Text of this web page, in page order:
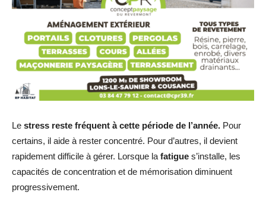
Le stress reste fréquent à cette période de l’année. Pour
certains, il aide à rester concentré. Pour d’autres, il devient
rapidement difficile à gérer. Lorsque la fatigue s’installe, les
capacités de concentration et de mémorisation diminuent
progressivement.